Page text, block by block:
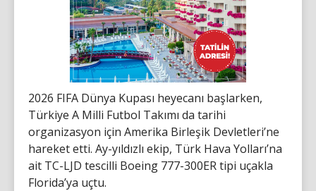
2026 FIFA Dünya Kupası heyecanı başlarken,
Türkiye A Milli Futbol Takımı da tarihi
organizasyon için Amerika Birleşik Devletleri’ne
hareket etti. Ay-yıldızlı ekip, Türk Hava Yolları’na
ait TC-LJD tescilli Boeing 777-300ER tipi uçakla
Florida’ya uçtu.